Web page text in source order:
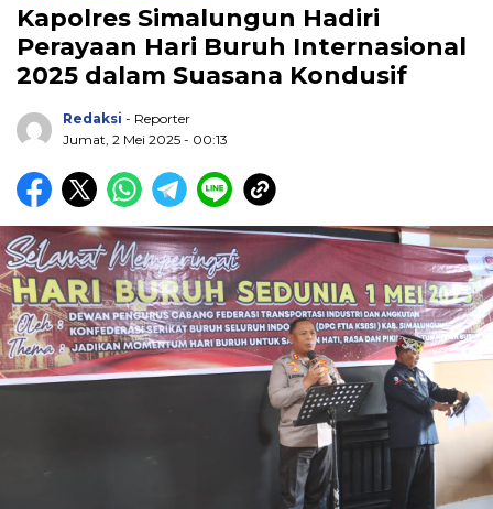
Kapolres Simalungun Hadiri
Perayaan Hari Buruh Internasional
2025 dalam Suasana Kondusif
Redaksi - Reporter
Jumat, 2 Mei 2025 - 00:13